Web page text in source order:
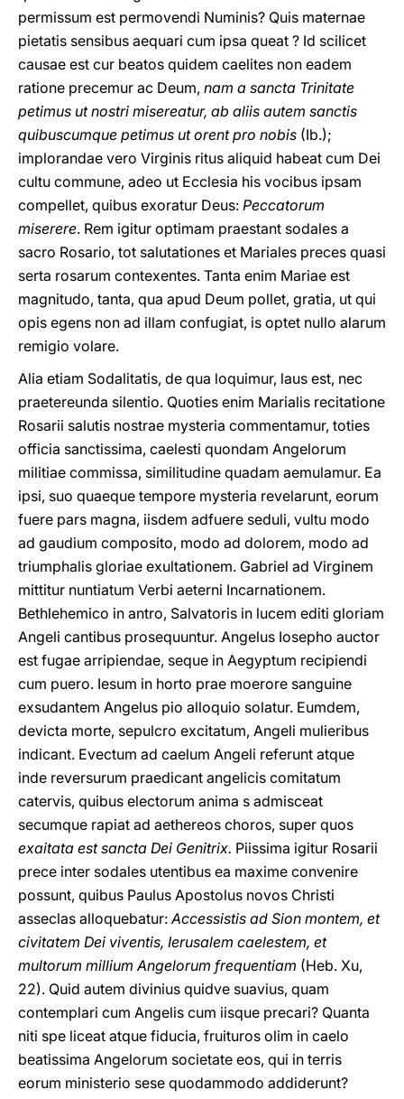
permissum est permovendi Numinis? Quis maternae
pietatis sensibus aequari cum ipsa queat ? Id scilicet
causae est cur beatos quidem caelites non eadem
ratione precemur ac Deum, nam a sancta Trinitate
petimus ut nostri misereatur, ab aliis autem sanctis
quibuscumque petimus ut orent pro nobis (Ib.);
implorandae vero Virginis ritus aliquid habeat cum Dei
cultu commune, adeo ut Ecclesia his vocibus ipsam
compellet, quibus exoratur Deus: Peccatorum
miserere. Rem igitur optimam praestant sodales a
sacro Rosario, tot salutationes et Mariales preces quasi
serta rosarum contexentes. Tanta enim Mariae est
magnitudo, tanta, qua apud Deum pollet, gratia, ut qui
opis egens non ad illam confugiat, is optet nullo alarum
remigio volare.
Alia etiam Sodalitatis, de qua loquimur, laus est, nec
praetereunda silentio. Quoties enim Marialis recitatione
Rosarii salutis nostrae mysteria commentamur, toties
officia sanctissima, caelesti quondam Angelorum
militiae commissa, similitudine quadam aemulamur. Ea
ipsi, suo quaeque tempore mysteria revelarunt, eorum
fuere pars magna, iisdem adfuere seduli, vultu modo
ad gaudium composito, modo ad dolorem, modo ad
triumphalis gloriae exultationem. Gabriel ad Virginem
mittitur nuntiatum Verbi aeterni Incarnationem.
Bethlehemico in antro, Salvatoris in lucem editi gloriam
Angeli cantibus prosequuntur. Angelus Iosepho auctor
est fugae arripiendae, seque in Aegyptum recipiendi
cum puero. Iesum in horto prae moerore sanguine
exsudantem Angelus pio alloquio solatur. Eumdem,
devicta morte, sepulcro excitatum, Angeli mulieribus
indicant. Evectum ad caelum Angeli referunt atque
inde reversurum praedicant angelicis comitatum
catervis, quibus electorum anima s admisceat
secumque rapiat ad aethereos choros, super quos
exaitata est sancta Dei Genitrix. Piissima igitur Rosarii
prece inter sodales utentibus ea maxime convenire
possunt, quibus Paulus Apostolus novos Christi
asseclas alloquebatur:Accessistis ad Sion montem, et
civitatem Dei viventis, Ierusalem caelestem, et
multorum millium Angelorum frequentiam (Heb. Xu,
22). Quid autem divinius quidve suavius, quam
contemplari cum Angelis cum iisque precari? Quanta
niti spe liceat atque fiducia, fruituros olim in caelo
beatissima Angelorum societate eos, qui in terris
eorum ministerio sese quodammodo addiderunt?